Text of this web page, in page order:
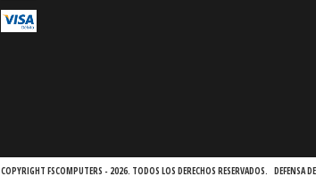
COPYRIGHT FSCOMPUTERS - 2026. TODOS LOS DERECHOS RESERVADOS. DEFENSA